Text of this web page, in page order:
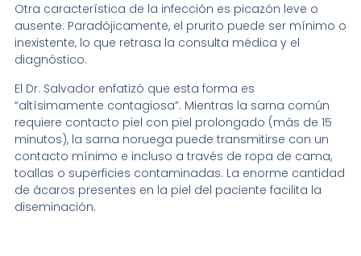
Otra característica de la infección es picazón leve o
ausente: Paradójicamente, el prurito puede ser mínimo o
inexistente, lo que retrasa la consulta médica y el
diagnóstico.
El Dr. Salvador enfatizó que esta forma es
“altísimamente contagiosa”. Mientras la sarna común
requiere contacto piel con piel prolongado (más de 15
minutos), la sarna noruega puede transmitirse con un
contacto mínimo e incluso a través de ropa de cama,
toallas o superficies contaminadas. La enorme cantidad
de ácaros presentes en la piel del paciente facilita la
diseminación.